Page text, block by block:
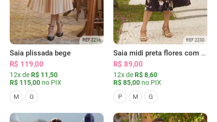
REF 2216
Saia plissada bege
R$ 119,00
12x de R$ 11,50
R$ 115,00 no PIX
M G
REF 2230
Saia midi preta flores com bolsos
R$ 89,00
12x de R$ 8,60
R$ 85,00 no PIX
P M G